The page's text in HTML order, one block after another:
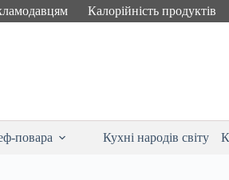
Калорійність продуктів
повара Кухні народів світу